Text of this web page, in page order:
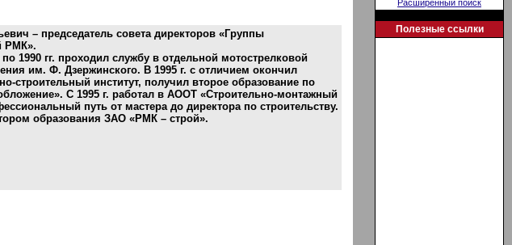
– председатель совета директоров «Группы
РМК».
1990 гг. проходил службу в отдельной мотострелковой
им. Ф. Дзержинского. В 1995 г. с отличием окончил
строительный институт, получил второе образование по
С 1995 г. работал в АООТ «Строительно-монтажный
путь от мастера до директора по строительству.
образования ЗАО «РМК – строй».
Расширенный поиск
Полезные ссылки